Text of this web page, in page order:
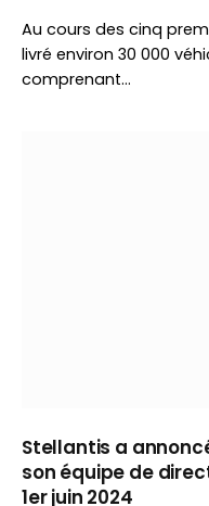
Au cours des cinq
livré environ 30 000
comprenant…
Stellantis a
son équipe de
1er juin 2024